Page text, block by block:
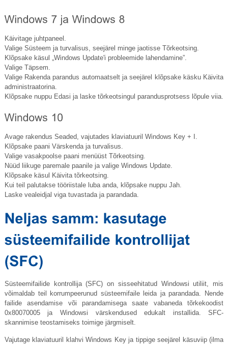
Käivitage juhtpaneel.
Valige Süsteem ja turvalisus, seejärel minge jaotisse Tõrkeotsing.
Klõpsake käsul „Windows Update'i probleemide lahendamine”.
Valige Täpsem.
Valige Rakenda parandus automaatselt ja seejärel klõpsake käsku Käivita
administraatorina.
Klõpsake nuppu Edasi ja laske tõrkeotsingul parandusprotsess lõpule viia.
Avage rakendus Seaded, vajutades klaviatuuril Windows Key + I.
Klõpsake paani Värskenda ja turvalisus.
Valige vasakpoolse paani menüüst Tõrkeotsing.
Nüüd liikuge paremale paanile ja valige Windows Update.
Klõpsake käsul Käivita tõrkeotsing.
Kui teil palutakse tööriistale luba anda, klõpsake nuppu Jah.
Laske vealeidjal viga tuvastada ja parandada.
Süsteemifailide kontrollija (SFC) on sisseehitatud Windowsi utiliit, mis
võimaldab teil korrumpeerunud süsteemifaile leida ja parandada. Nende
failide asendamise või parandamisega saate vabaneda tõrkekoodist
0x80070005 ja Windowsi värskendused edukalt installida. SFC-
skannimise teostamiseks toimige järgmiselt.
Vajutage klaviatuuril klahvi Windows Key ja tippige seejärel käsuviip (ilma